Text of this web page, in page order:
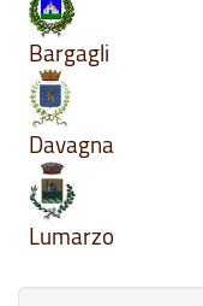
Bargagli
Davagna
Lumarzo